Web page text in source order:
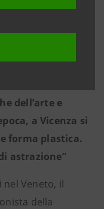
dell’arte e
a Vicenza si
forma plastica.
astrazione”
nel Veneto, il
della